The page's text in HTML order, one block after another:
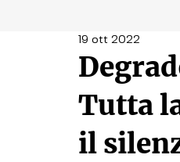
Tutta
il
19 ott 2022